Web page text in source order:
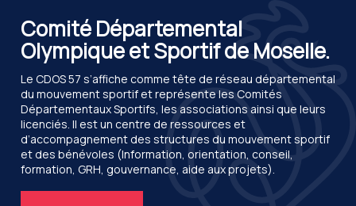
Comité Départemental
Olympique et Sportif de Moselle.
Le CDOS 57 s’affiche comme tête de réseau départemental
du mouvement sportif et représente les Comités
Départementaux Sportifs, les associations ainsi que leurs
licenciés. Il est un centre de ressources et
d’accompagnement des structures du mouvement sportif
et des bénévoles (Information, orientation, conseil,
formation, GRH, gouvernance, aide aux projets).